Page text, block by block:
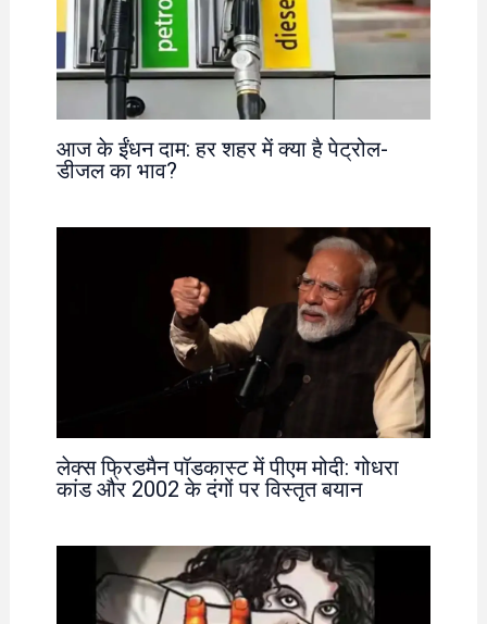
आज के ईंधन दाम: हर शहर में क्या है पेट्रोल-
डीजल का भाव?
लेक्स फ्रिडमैन पॉडकास्ट में पीएम मोदी: गोधरा
कांड और 2002 के दंगों पर विस्तृत बयान